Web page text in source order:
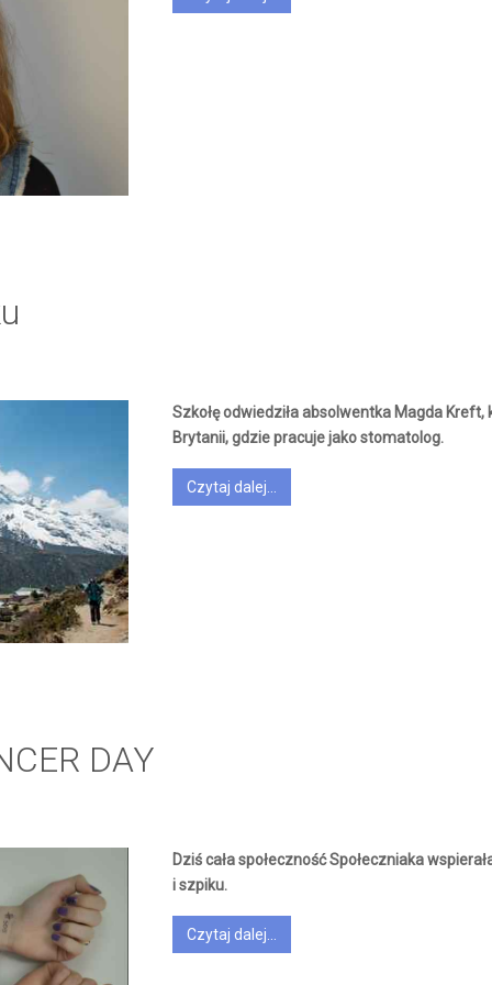
Szkołę odwiedziła absolwentka Magda
Brytanii, gdzie pracuje jako stomatolog.
Czytaj dalej...
DAY
Dziś cała społeczność Społeczniaka
i szpiku.
Czytaj dalej...